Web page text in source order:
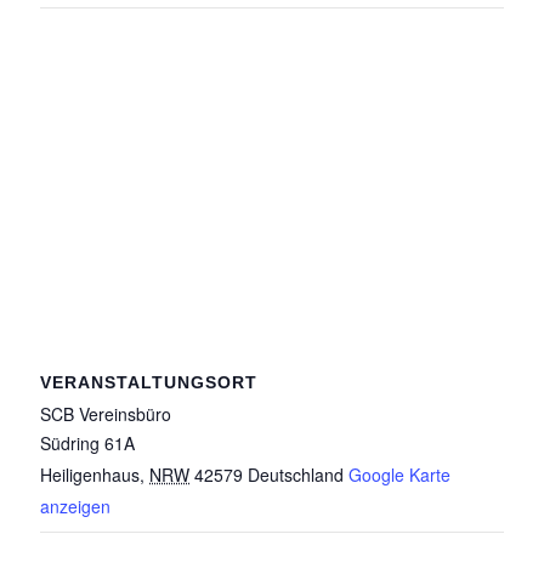
VERANSTALTUNGSORT
SCB Vereinsbüro
Südring 61A
Heiligenhaus, NRW 42579 Deutschland Google Karte
anzeigen